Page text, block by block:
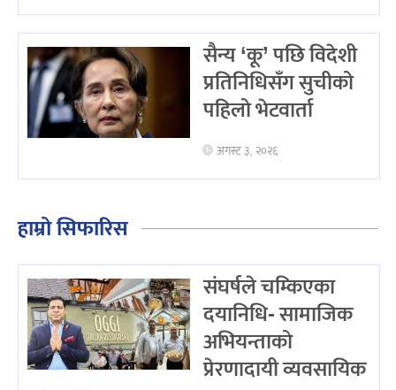
सैन्य ‘कू’ पछि विदेशी
प्रतिनिधिसँग सुचीको
पहिलो भेटवार्ता
अगस्ट ३, २०२६
हाम्रो सिफारिस
संघर्षले चम्किएका
दयानिधि- सामाजिक
अभियन्ताको
प्रेरणादायी व्यवसायिक